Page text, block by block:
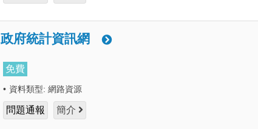
政府統計資訊網
免費
• 資料類型: 網路資源
問題通報 簡介